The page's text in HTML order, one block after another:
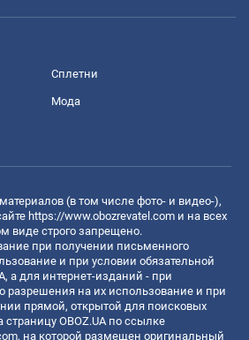
Сплетни
Мода
(в том числе фото- и видео-),
https://www.obozrevatel.com и на всех
виде строго запрещено.
при получении письменного
и при условии обязательной
а для интернет-изданий - при
разрешения на их использование и при
прямой, открытой для поисковых
OBOZ.UA по ссылке
, на которой размещен оригинальный